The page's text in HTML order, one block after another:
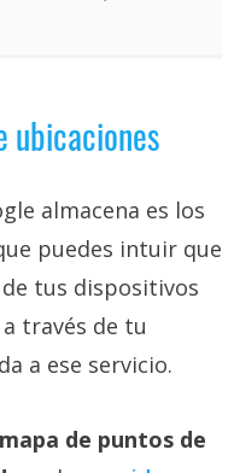
ubicaciones
almacena es los
puedes intuir que
tus dispositivos
través de tu
a ese servicio.
mapa de puntos de